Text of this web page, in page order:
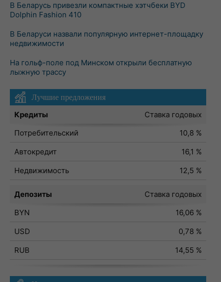
В Беларусь привезли компактные хэтчбеки BYD
Dolphin Fashion 410
В Беларуси назвали популярную интернет-площадку
недвижимости
На гольф-поле под Минском открыли бесплатную
лыжную трассу
Лучшие предложения
Кредиты
Ставка годовых
Потребительский
10,8 %
Автокредит
16,1 %
Недвижимость
12,5 %
Депозиты
Ставка годовых
BYN
16,06 %
USD
0,78 %
RUB
14,55 %